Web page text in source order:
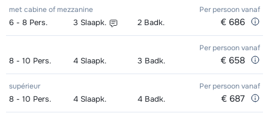
morgens - Gevorderd (min. 4
weken)
van week
Groepsles snowboard vanaf 8 jaar
's morgens - Beginner (0 weken)
afhankelijk
van week
met cabine of mezzanine Per persoonvanaf
6 - 8 Pers. 3 Slaapk. 2 Badk. € 686
Per persoonvanaf
8 - 10 Pers. 4 Slaapk. 3 Badk. € 658
supérieur Per persoonvanaf
8 - 10 Pers. 4 Slaapk. 4 Badk. € 687